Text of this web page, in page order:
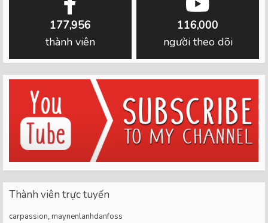
177,956
thành viên
116,000
người theo dõi
Thành viên trực tuyến
carpassion maynenlanhdanfoss